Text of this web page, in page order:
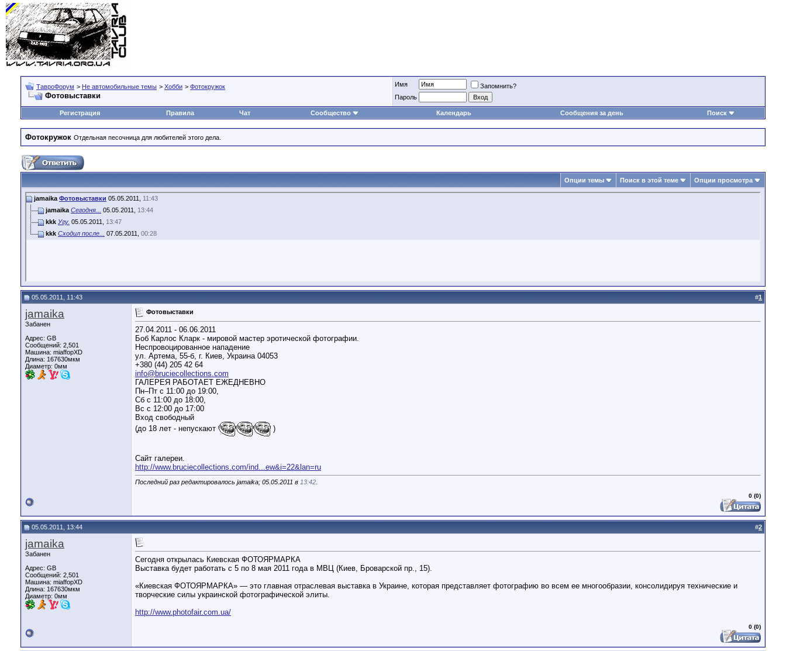
ТавроФорум > Не автомобильные темы > Хобби > Фотокружок
Фотовыставки
Имя
Запомнить?
Пароль
Регистрация Правила Чат Сообщество Календарь Сообщения за день Поиск
Фотокружок Отдельная песочница для любителей этого дела.
Опции темы Поиск в этой теме Опции просмотра
jamaika Фотовыставки 05.05.2011, 11:43
jamaika Сегодня... 05.05.2011, 13:44
kkk Угу. 05.05.2011, 13:47
kkk Сходил после... 07.05.2011, 00:28
05.05.2011, 11:43 #1
jamaika
Забанен
Адрес: GB
Сообщений: 2,501
Машина: miaffopXD
Длина: 167630мкм
Диаметр: 0мм
Фотовыставки
27.04.2011 - 06.06.2011
Боб Карлос Кларк - мировой мастер эротической фотографии.
Неспровоцированное нападение
ул. Артема, 55-б, г. Киев, Украина 04053
+380 (44) 205 42 64
info@bruciecollections.com
ГАЛЕРЕЯ РАБОТАЕТ ЕЖЕДНЕВНО
Пн–Пт с 11:00 до 19:00,
Сб с 11:00 до 18:00,
Вс с 12:00 до 17:00
Вход свободный
(до 18 лет - непускают
)
Сайт галереи.
http://www.bruciecollections.com/ind...ew&i=22&lan=ru
Последний раз редактировалось jamaika; 05.05.2011 в 13:42
0 (0)
05.05.2011, 13:44 #2
jamaika
Забанен
Адрес: GB
Сообщений: 2,501
Машина: miaffopXD
Длина: 167630мкм
Диаметр: 0мм
Сегодня открылась Киевская ФОТОЯРМАРКА
Выставка будет работать с 5 по 8 мая 2011 года в МВЦ (Киев, Броварской пр., 15).
«Киевская ФОТОЯРМАРКА» — это главная отраслевая выставка в Украине, которая представляет фотографию во всем ее многообразии, консолидируя технические и
творческие силы украинской фотографической элиты.
http://www.photofair.com.ua/
0 (0)